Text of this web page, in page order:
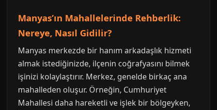
Manyas’ın Mahallelerinde Rehberlik:
Nereye, Nasıl Gidilir?
Manyas merkezde bir hanım arkadaşlık hizmeti
almak istediğinizde, ilçenin coğrafyasını bilmek
işinizi kolaylaştırır. Merkez, genelde birkaç ana
mahalleden oluşur. Örneğin, Cumhuriyet
Mahallesi daha hareketli ve işlek bir bölgeyken,